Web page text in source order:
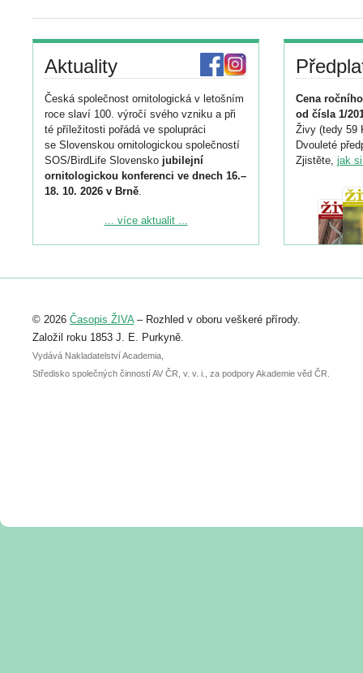
Aktuality
Česká společnost ornitologická v letošním
roce slaví 100. výročí svého vzniku a při
té příležitosti pořádá ve spolupráci
se Slovenskou ornitologickou společností
SOS/BirdLife Slovensko jubilejní
ornitologickou konferenci ve dnech 16.–
18. 10. 2026 v Brně.
Podrobnější informace ke konferenci
Registrovat se můžete do 6. září.
abstraktu přihlášené přednášky nebo
posteru je už 30. června.
... více aktualit ...
Cena
od čísla 1/
Živy (tedy 59
Dvouleté
Zjistěte, jak
© 2026 Časopis ŽIVA– Rozhled v oboru veškeré přírody.
Založil roku 1853 J. E. Purkyně.
Vydává Nakladatelství Academia,
Středisko společných činností AV ČR, v. v. i., za podpory Akademie věd ČR.